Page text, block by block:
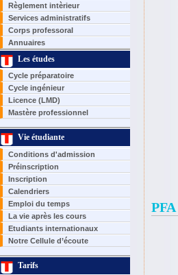
Règlement intèrieur
Services administratifs
Corps professoral
Annuaires
Les études
Cycle préparatoire
Cycle ingénieur
Licence (LMD)
Mastère professionnel
Vie étudiante
Conditions d'admission
Préinscription
Inscription
Calendriers
Emploi du temps
La vie après les cours
Etudiants internationaux
Notre Cellule d’écoute
Tarifs
PFA